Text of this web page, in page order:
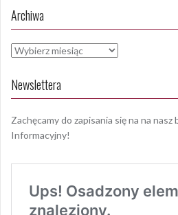
Archiwa
Archiwa
Newslettera
Zachęcamy do zapisania się na na
Informacyjny!